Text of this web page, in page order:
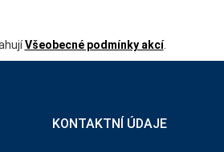
Všeobecné podmínky akcí.
KONTAKTNÍ ÚDAJE